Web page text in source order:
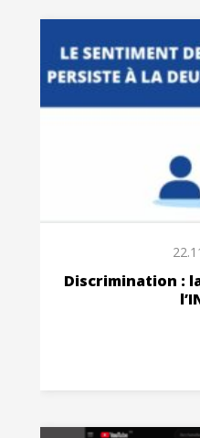
Discrimination :